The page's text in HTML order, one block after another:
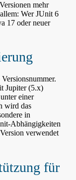
mehr
Wer JUnit 6
17 oder neuer
Jupiter (5.x)
einer
wird das
in
Abhängigkeiten
verwendet
für